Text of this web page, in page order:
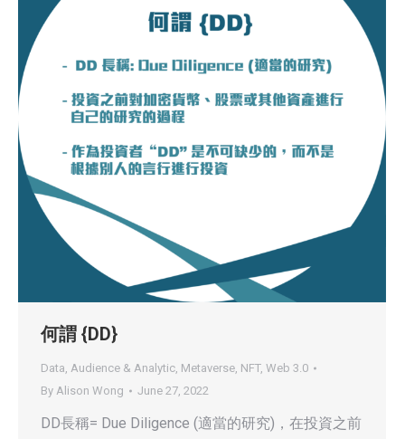
何謂 {DD}
Data, Audience & Analytic, Metaverse, NFT, Web 3.0
By Alison Wong June 27, 2022
DD長稱= Due Diligence (適當的研究)，在投資之前